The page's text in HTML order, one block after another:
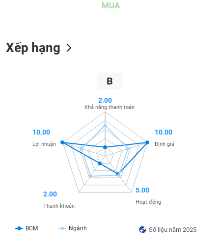
MUA
Xếp hạng
B
Số liệu năm 2025
BCM Ngành
2.00
Khả năng thanh toán
10.00
Định giá
5.00
Hoạt động
2.00
Thanh khoản
10.00
Lợi nhuận
SỨC
KHỎE